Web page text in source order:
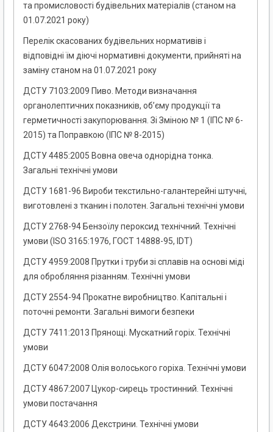
та промисловості будівельних матеріалів (станом на
01.07.2021 року)
Перелік скасованих будівельних нормативів і
відповідні їм діючі нормативні документи, прийняті на
заміну станом на 01.07.2021 року
ДСТУ 7103:2009 Пиво. Методи визначання
органолептичних показників, об’єму продукції та
герметичності закупорювання. Зі Зміною № 1 (ІПС № 6-
2015) та Поправкою (ІПС № 8-2015)
ДСТУ 4485:2005 Вовна овеча однорідна тонка.
Загальні технічні умови
ДСТУ 1681-96 Вироби текстильно-галантерейні штучні,
виготовлені з тканин і полотен. Загальні технічні умови
ДСТУ 2768-94 Бензоїлу пероксид технічний. Технічні
умови (ISO 3165:1976, ГОСТ 14888-95, IDT)
ДСТУ 4959:2008 Прутки і труби зі сплавів на основі міді
для обробляння різанням. Технічні умови
ДСТУ 2554-94 Прокатне виробництво. Капітальні і
поточні ремонти. Загальні вимоги безпеки
ДСТУ 7411:2013 Прянощі. Мускатний горіх. Технічні
умови
ДСТУ 6047:2008 Олія волоського горіха. Технічні умови
ДСТУ 4867:2007 Цукор-сирець тростинний. Технічні
умови постачання
ДСТУ 4643:2006 Декстрини. Технічні умови